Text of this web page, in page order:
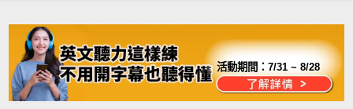
活動期間：7/31 ~ 8/28